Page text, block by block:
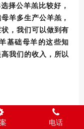
择公羊羔比较好，
羊多生产公羊羔，
，我们可以做到有
基础母羊的这些知
我们的收入，所以
电话